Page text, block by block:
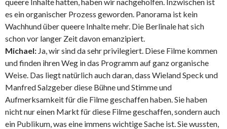
es ein organischer Prozess geworden. Panorama ist kein
Wachhund über queere Inhalte mehr. Die Berlinale hat sich
schon vor langer Zeit davon emanzipiert.
Michael: Ja, wir sind da sehr privilegiert. Diese Filme kommen
und finden ihren Weg in das Programm auf ganz organische
Weise. Das liegt natürlich auch daran, dass Wieland Speck und
Manfred Salzgeber diese Bühne und Stimme und
Aufmerksamkeit für die Filme geschaffen haben. Sie haben
nicht nur einen Markt für diese Filme geschaffen, sondern auch
ein Publikum, was eine immens wichtige Sache ist. Sie wussten,